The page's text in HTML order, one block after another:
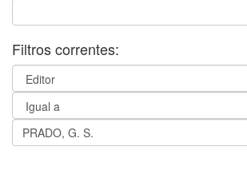
Filtros correntes: